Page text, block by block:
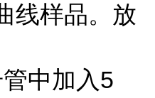
线样品。放
中加入5